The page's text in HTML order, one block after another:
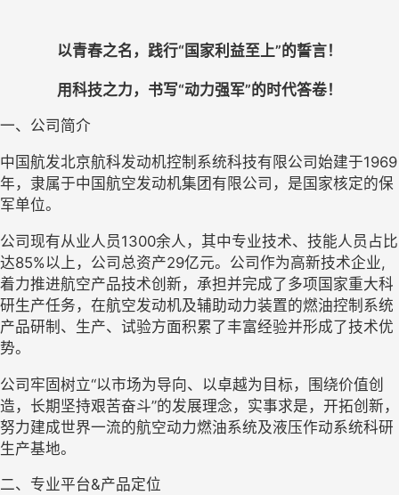
以青春之名，践行“国家利益至上”的誓言！
用科技之力，书写“动力强军”的时代答卷！
一、公司简介
中国航发北京航科发动机控制系统科技有限公司始建于1969
年，隶属于中国航空发动机集团有限公司，是国家核定的保
军单位。
公司现有从业人员1300余人，其中专业技术、技能人员占比
达85%以上，公司总资产29亿元。公司作为高新技术企业,
着力推进航空产品技术创新，承担并完成了多项国家重大科
研生产任务，在航空发动机及辅助动力装置的燃油控制系统
产品研制、生产、试验方面积累了丰富经验并形成了技术优
势。
公司牢固树立“以市场为导向、以卓越为目标，围绕价值创
造，长期坚持艰苦奋斗”的发展理念，实事求是，开拓创新，
努力建成世界一流的航空动力燃油系统及液压作动系统科研
生产基地。
二、专业平台&产品定位